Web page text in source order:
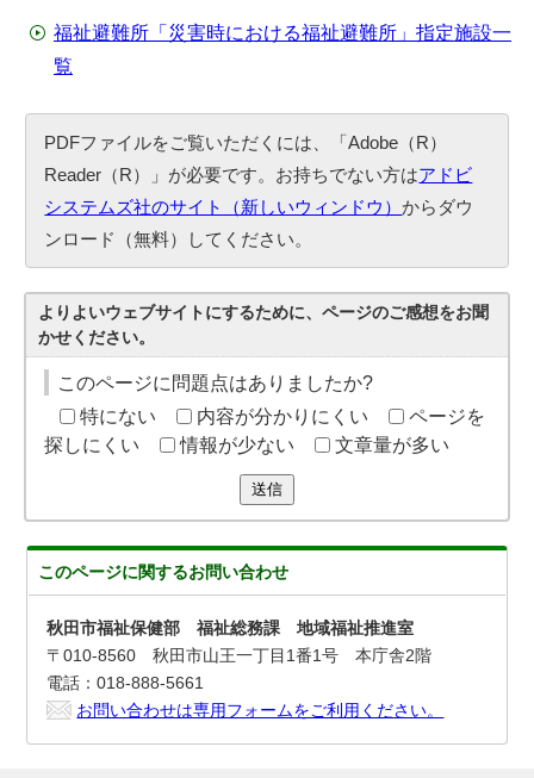
福祉避難所「災害時における福祉避難所」指定施設一
覧
PDFファイルをご覧いただくには、「Adobe（R）
Reader（R）」が必要です。お持ちでない方はアドビ
システムズ社のサイト（新しいウィンドウ）からダウ
ンロード（無料）してください。
よりよいウェブサイトにするために、ページのご感想をお聞
かせください。
このページに問題点はありましたか?
特にない
内容が分かりにくい
ページを
探しにくい
情報が少ない 文章量が多い
送信
このページに関するお問い合わせ
秋田市福祉保健部 福祉総務課 地域福祉推進室
〒010-8560 秋田市山王一丁目1番1号 本庁舎2階
電話：018-888-5661
お問い合わせは専用フォームをご利用ください。